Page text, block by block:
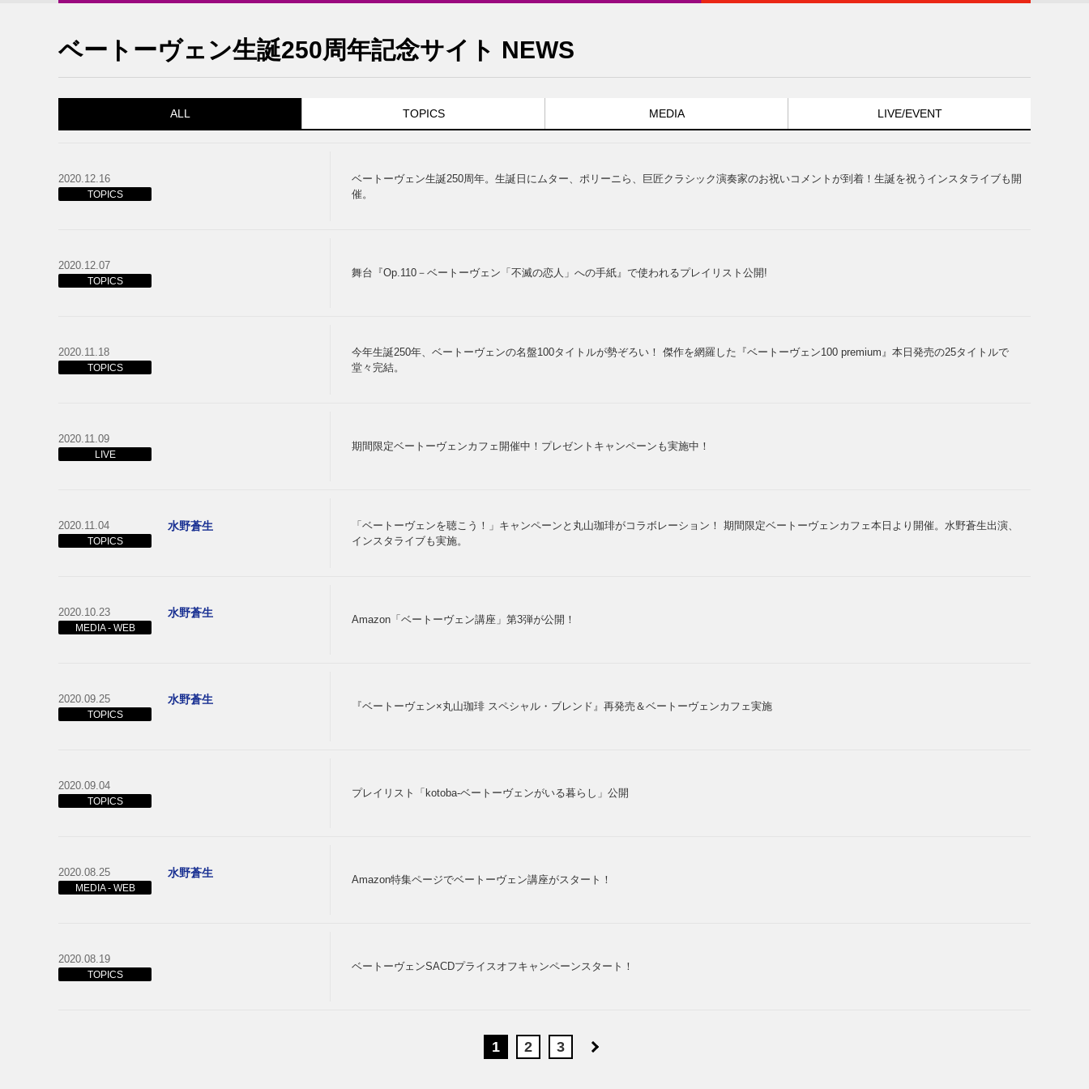
ベートーヴェン生誕250周年記念サイト NEWS
ALL TOPICS MEDIA LIVE/EVENT
2020.12.16
TOPICS
ベートーヴェン生誕250周年。生誕日にムター、ポリーニら、巨匠クラシック演奏家のお祝いコメントが到着！生誕を祝うインスタライブも開
催。
2020.12.07
TOPICS
舞台『Op.110－ベートーヴェン「不滅の恋人」への手紙』で使われるプレイリスト公開!
2020.11.18
TOPICS
今年生誕250年、ベートーヴェンの名盤100タイトルが勢ぞろい！ 傑作を網羅した『ベートーヴェン100 premium』本日発売の25タイトルで
堂々完結。
2020.11.09
LIVE
期間限定ベートーヴェンカフェ開催中！プレゼントキャンペーンも実施中！
2020.11.04
TOPICS
水野蒼生
「ベートーヴェンを聴こう！」キャンペーンと丸山珈琲がコラボレーション！ 期間限定ベートーヴェンカフェ本日より開催。水野蒼生出演、
インスタライブも実施。
2020.10.23
MEDIA - WEB
水野蒼生
Amazon「ベートーヴェン講座」第3弾が公開！
2020.09.25
TOPICS
水野蒼生
『ベートーヴェン×丸山珈琲 スペシャル・ブレンド』再発売＆ベートーヴェンカフェ実施
2020.09.04
TOPICS
プレイリスト「kotoba-ベートーヴェンがいる暮らし」公開
2020.08.25
MEDIA - WEB
水野蒼生
Amazon特集ページでベートーヴェン講座がスタート！
2020.08.19
TOPICS
ベートーヴェンSACDプライスオフキャンペーンスタート！
1 2 3